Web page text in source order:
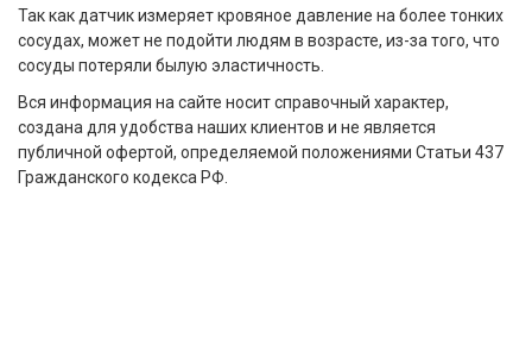
Так как датчик измеряет кровяное давление на более тонких
сосудах, может не подойти людям в возрасте, из-за того, что
сосуды потеряли былую эластичность.
Вся информация на сайте носит справочный характер,
создана для удобства наших клиентов и не является
публичной офертой, определяемой положениями Статьи 437
Гражданского кодекса РФ.